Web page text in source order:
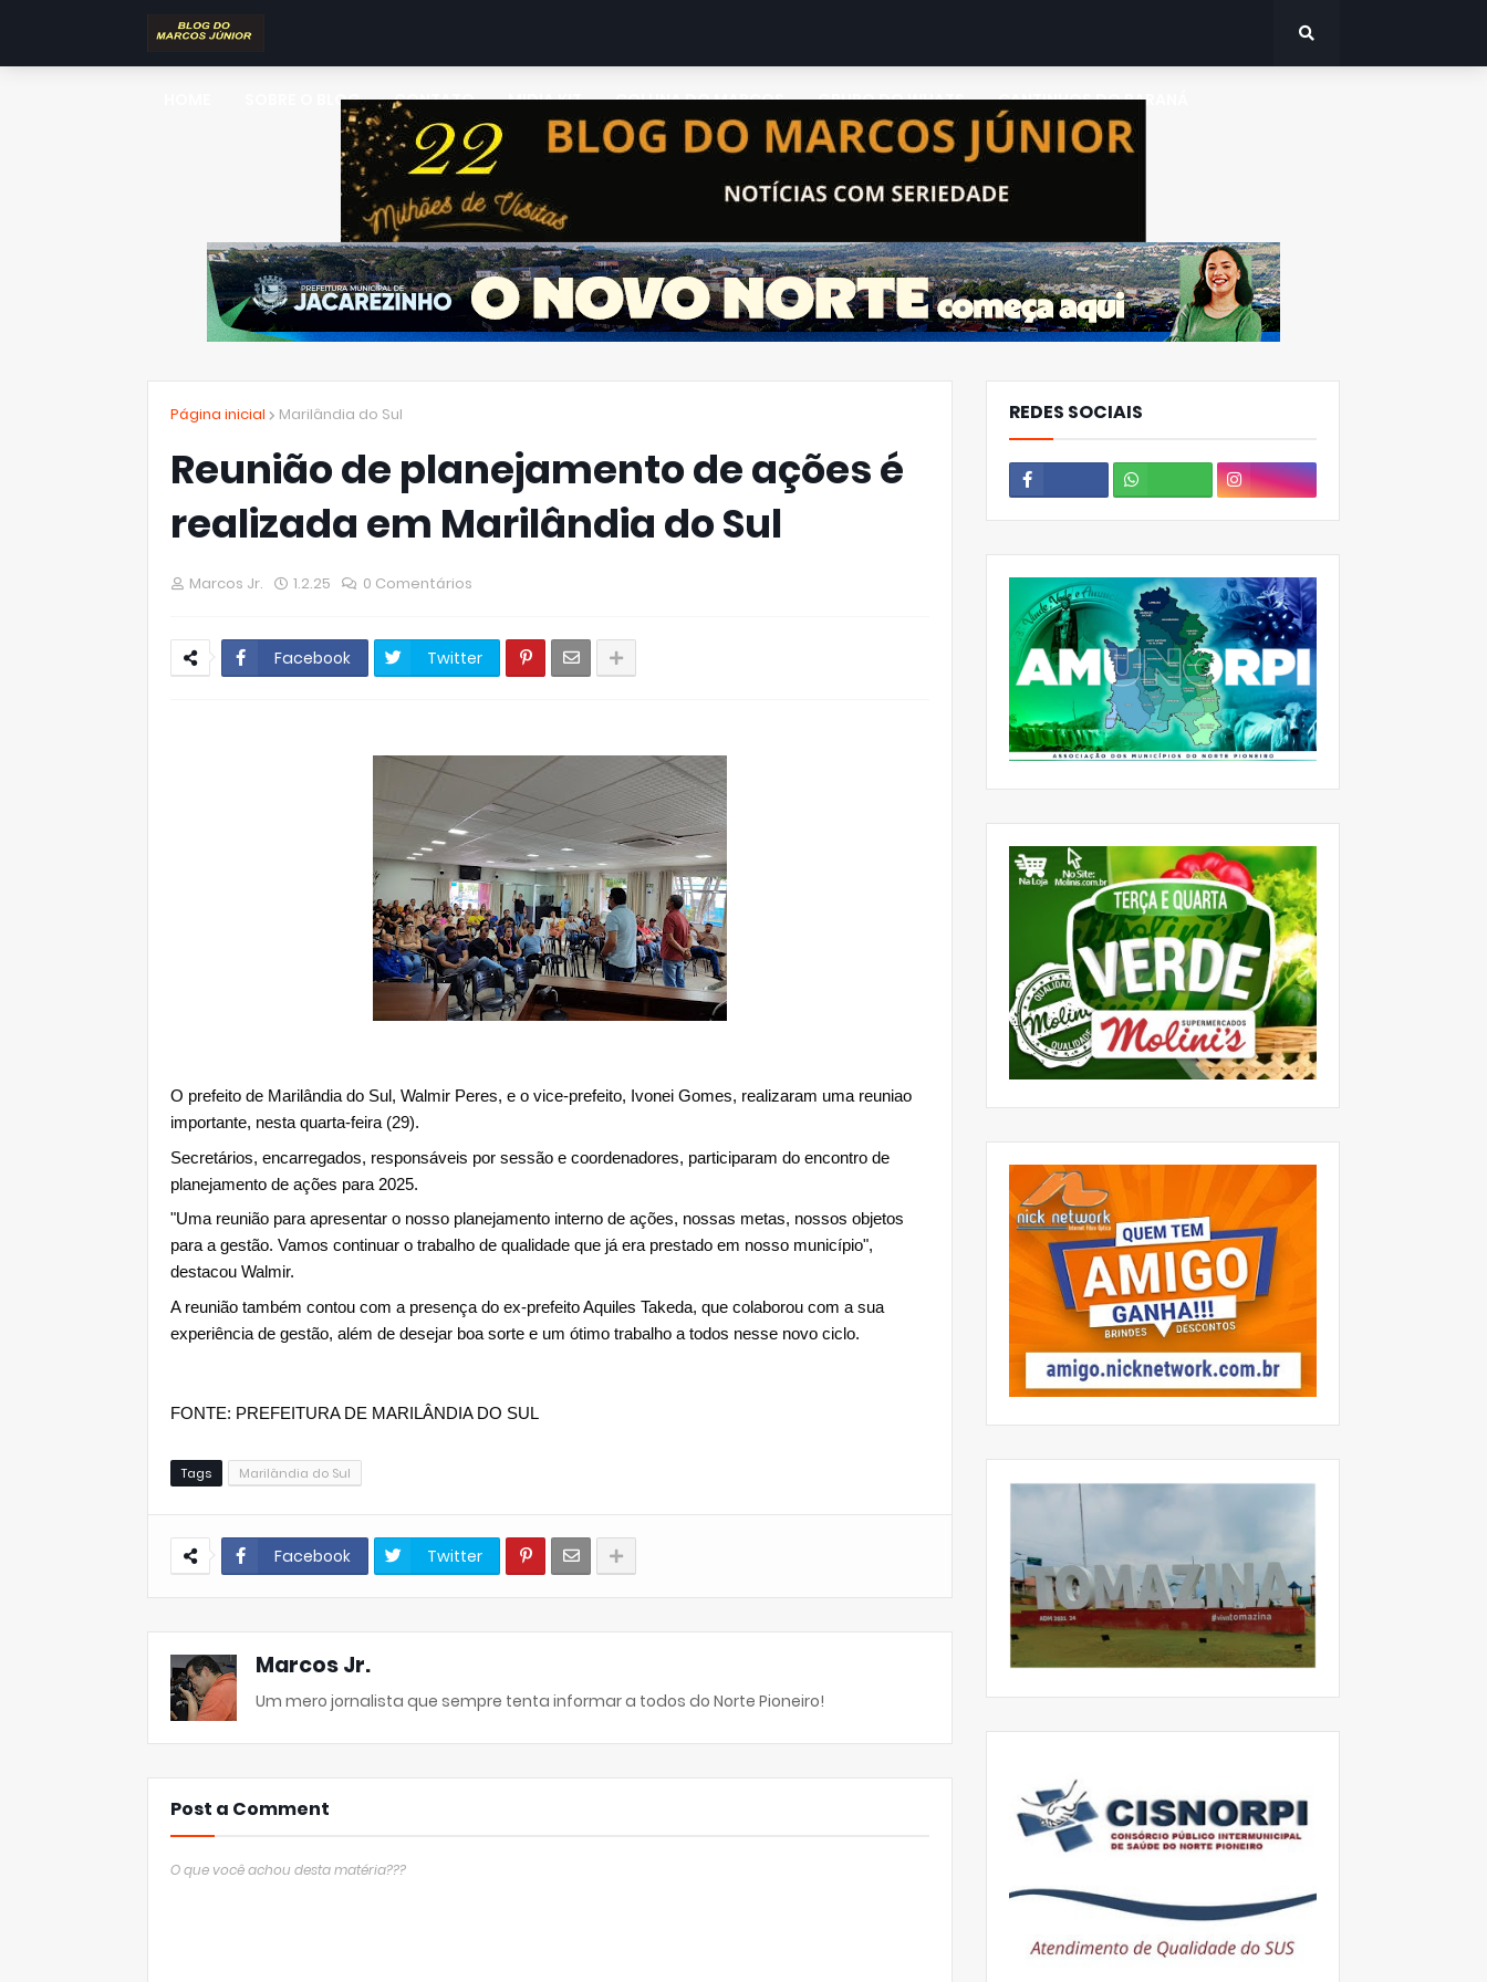
SOBRE O BLOG CONTATO MIDIA KIT COLUNA DO MARCOS GRUPO DO WHATS CANTINHOS DO PARANÁ
Página inicial Marilândia do Sul
Reunião de planejamento de ações é
realizada em Marilândia do Sul
Marcos Jr. 1.2.25 0 Comentários
Facebook Twitter
O prefeito de Marilândia do Sul, Walmir Peres, e o vice-prefeito, Ivonei Gomes, realizaram uma reuniao
importante, nesta quarta-feira (29).
Secretários, encarregados, responsáveis por sessão e coordenadores, participaram do encontro de
planejamento de ações para 2025.
"Uma reunião para apresentar o nosso planejamento interno de ações, nossas metas, nossos objetos
para a gestão. Vamos continuar o trabalho de qualidade que já era prestado em nosso município",
destacou Walmir.
A reunião também contou com a presença do ex-prefeito Aquiles Takeda, que colaborou com a sua
experiência de gestão, além de desejar boa sorte e um ótimo trabalho a todos nesse novo ciclo.
FONTE: PREFEITURA DE MARILÂNDIA DO SUL
Tags Marilândia do Sul
Facebook Twitter
Marcos Jr.
Um mero jornalista que sempre tenta informar a todos do Norte Pioneiro!
Post a Comment
O que você achou desta matéria???
REDES SOCIAIS